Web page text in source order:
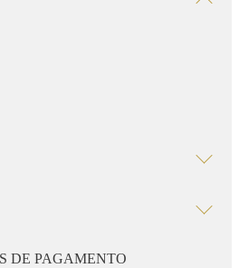
DE PAGAMENTO